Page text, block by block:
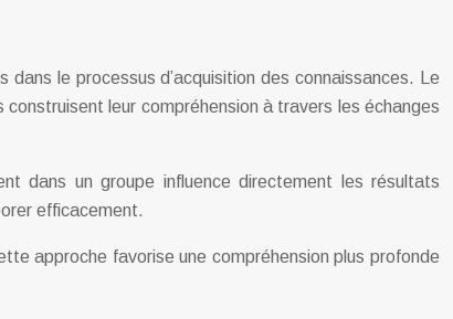
le processus d’acquisition des connaissances. Le
leur compréhension à travers les échanges
dans un groupe influence directement les résultats
efficacement.
approche favorise une compréhension plus profonde